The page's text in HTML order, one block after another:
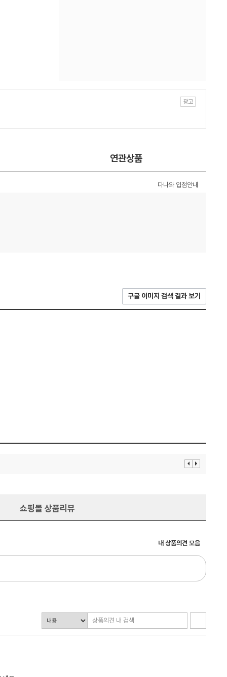
연관상품
다나와 입점안내
구글 이미지 검색 결과 보기
이 다
쇼핑몰 상품리뷰
내 상품의견 모음